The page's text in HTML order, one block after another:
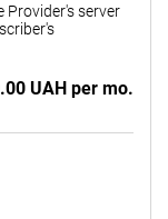
Provider's server
UAH per mo.